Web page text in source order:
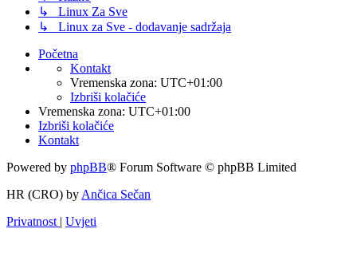
↳ Linux Za Sve
↳ Linux za Sve - dodavanje sadržaja
Početna
Kontakt
Vremenska zona: UTC+01:00
Izbriši kolačiće
Vremenska zona: UTC+01:00
Izbriši kolačiće
Kontakt
Powered by phpBB® Forum Software © phpBB Limited
HR (CRO) by Ančica Sečan
Privatnost | Uvjeti